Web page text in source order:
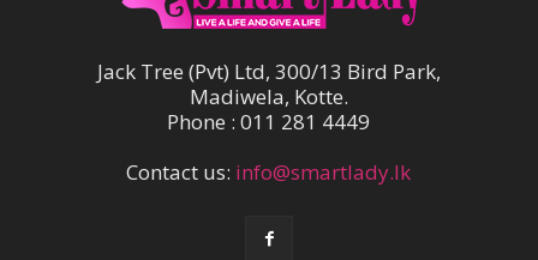
Jack Tree (Pvt) Ltd, 300/13 Bird Park,
Madiwela, Kotte.
Phone : 011 281 4449
Contact us: info@smartlady.lk